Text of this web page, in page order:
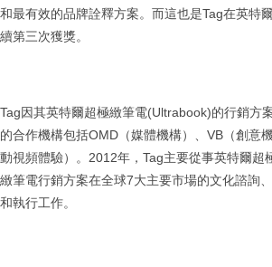
和最有效的品牌詮釋方案。而這也是Tag在英特
續第三次獲獎。
Tag因其英特爾超極緻筆電(Ultrabook)的行銷方
的合作機構包括OMD（媒體機構）、VB（創意
動視頻體驗）。2012年，Tag主要從事英特爾超
緻筆電行銷方案在全球7大主要市場的文化諮詢
和執行工作。